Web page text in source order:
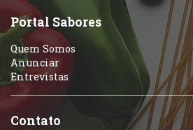
Sobremesas e
Portal Sabores
Quem Somos
Anunciar
Entrevistas
Contato